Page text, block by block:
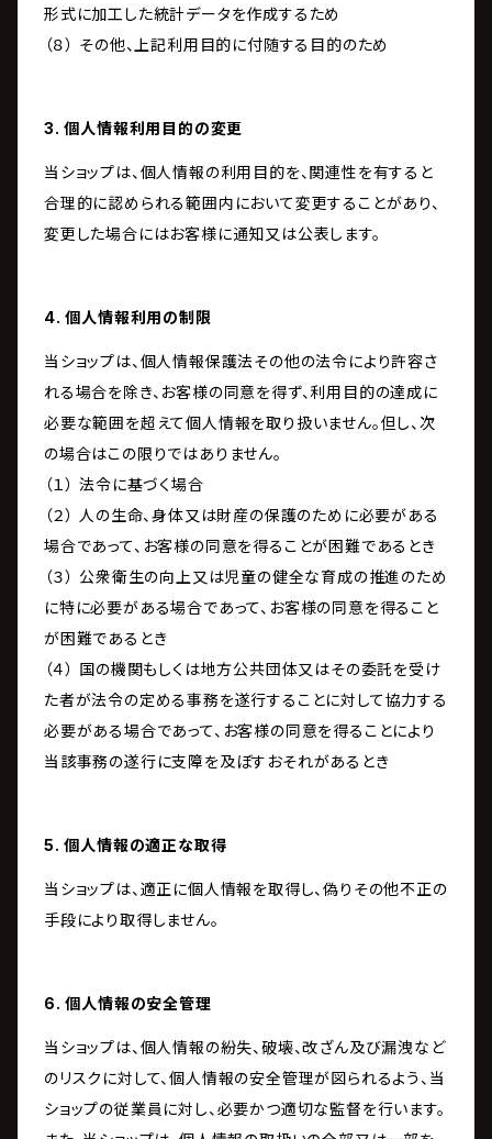
形式に加工した統計データを作成するため
（８） その他、上記利用目的に付随する目的のため
3. 個人情報利用目的の変更
当ショップは、個人情報の利用目的を、関連性を有すると
合理的に認められる範囲内において変更することがあり、
変更した場合にはお客様に通知又は公表します。
4. 個人情報利用の制限
当ショップは、個人情報保護法その他の法令により許容さ
れる場合を除き、お客様の同意を得ず、利用目的の達成に
必要な範囲を超えて個人情報を取り扱いません。但し、次
の場合はこの限りではありません。
（１） 法令に基づく場合
（２） 人の生命、身体又は財産の保護のために必要がある
場合であって、お客様の同意を得ることが困難であるとき
（３） 公衆衛生の向上又は児童の健全な育成の推進のため
に特に必要がある場合であって、お客様の同意を得ること
が困難であるとき
（４） 国の機関もしくは地方公共団体又はその委託を受け
た者が法令の定める事務を遂行することに対して協力する
必要がある場合であって、お客様の同意を得ることにより
当該事務の遂行に支障を及ぼすおそれがあるとき
5. 個人情報の適正な取得
当ショップは、適正に個人情報を取得し、偽りその他不正の
手段により取得しません。
6. 個人情報の安全管理
当ショップは、個人情報の紛失、破壊、改ざん及び漏洩など
のリスクに対して、個人情報の安全管理が図られるよう、当
ショップの従業員に対し、必要かつ適切な監督を行います。